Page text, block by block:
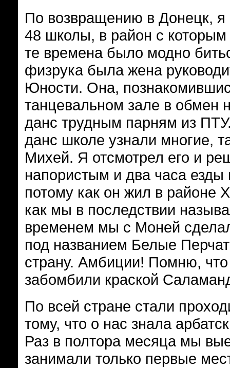
По возвращению в Донецк, я
48 школы, в район с
те времена было модно
физрука была жена
Юности. Она,
танцевальном зале в обмен
данс трудным парням из
данс школе узнали многие,
Михей. Я отсмотрел его и
напористым и два часа езды
потому как он жил в районе
как мы в последствии
временем мы с Моней
под названием Белые
страну. Амбиции! Помню,
забомбили краской
По всей стране стали
тому, что о нас знала
Раз в полтора месяца мы
занимали только первые